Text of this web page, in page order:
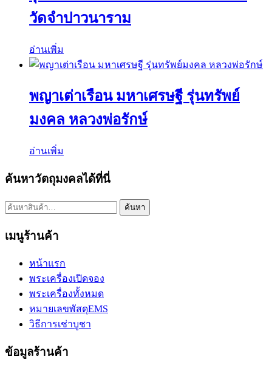
วัดจำปาวนาราม
อ่านเพิ่ม
พญาเต่าเรือน มหาเศรษฐี รุ่นทรัพย์
มงคล หลวงพ่อรักษ์
อ่านเพิ่ม
ค้นหาวัตถุมงคลได้ที่นี่
ค้นหา: ค้นหา
เมนูร้านค้า
หน้าแรก
พระเครื่องเปิดจอง
พระเครื่องทั้งหมด
หมายเลขพัสดุEMS
วิธีการเช่าบูชา
ข้อมูลร้านค้า